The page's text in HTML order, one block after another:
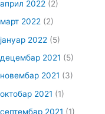
април 2022 (2)
март 2022 (2)
јануар 2022 (5)
децембар 2021 (5)
новембар 2021 (3)
октобар 2021 (1)
септембар 2021 (1)